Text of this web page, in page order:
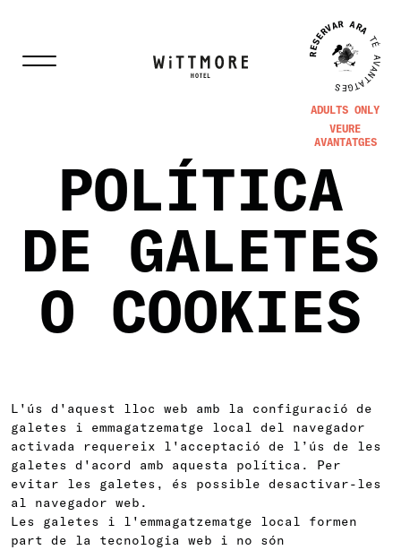
RESERVAR ARA
TÉ AVANTATGES
ADULTS ONLY
VEURE
AVANTATGES
POLÍTICA
DE GALETES
O COOKIES
L'ús d'aquest lloc web amb la configuració de
galetes i emmagatzematge local del navegador
activada requereix l'acceptació de l’ús de les
galetes d'acord amb aquesta política. Per
evitar les galetes, és possible desactivar-les
al navegador web.
Les galetes i l'emmagatzematge local formen
part de la tecnologia web i no són